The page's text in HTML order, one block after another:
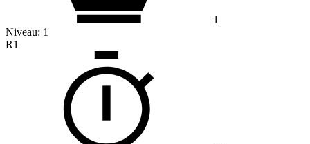
1
Niveau: 1
R1